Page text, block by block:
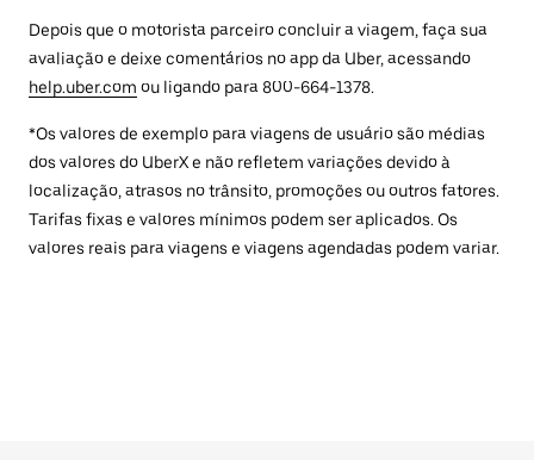
Depois que o motorista parceiro concluir a viagem, faça sua
avaliação e deixe comentários no app da Uber, acessando
help.uber.com ou ligando para 800-664-1378.
*Os valores de exemplo para viagens de usuário são médias
dos valores do UberX e não refletem variações devido à
localização, atrasos no trânsito, promoções ou outros fatores.
Tarifas fixas e valores mínimos podem ser aplicados. Os
valores reais para viagens e viagens agendadas podem variar.